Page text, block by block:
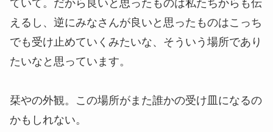
ていて。だから良いと思ったものは私たちからも伝
えるし、逆にみなさんが良いと思ったものはこっち
でも受け止めていくみたいな、そういう場所であり
たいなと思っています。
栞やの外観。この場所がまた誰かの受け皿になるの
かもしれない。